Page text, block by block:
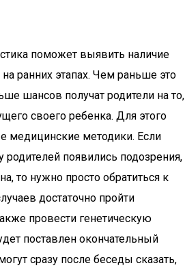
поможет выявить наличие
ранних этапах. Чем раньше это
шансов получат родители на то,
своего ребенка. Для этого
медицинские методики. Если
появились подозрения,
то нужно просто обратиться к
достаточно пройти
провести генетическую
поставлен окончательный
сразу после беседы сказать,